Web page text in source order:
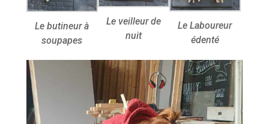
Le butineur à
soupapes
Le veilleur de
nuit
Le Laboureur
édenté